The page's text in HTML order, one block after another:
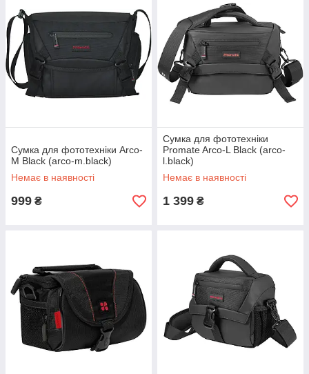
Сумка для фототехніки Arco-
M Black (arco-m.black)
Немає в наявності
999 ₴
Сумка для фототехніки
Promate Arco-L Black (arco-
l.black)
Немає в наявності
1 399 ₴